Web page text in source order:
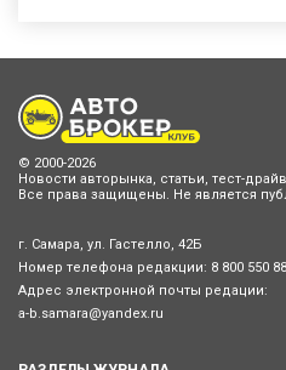
© 2000-2026
Новости авторынка, статьи, тест-
Все права защищены. Не является
г. Самара, ул. Гастелло, 42Б
Номер телефона редакции: 8 800 550
Адрес электронной почты редации:
a-b.samara@yandex.ru